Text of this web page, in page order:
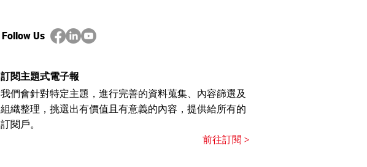
Follow Us
訂閱主題式電子報
我們會針對特定主題，進行完善的資料蒐集、內容篩選及
組織整理，挑選出有價值且有意義的內容，提供給所有的
訂閱戶。
前往訂閱 >